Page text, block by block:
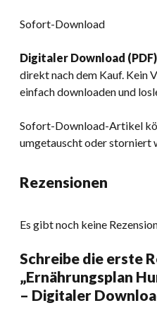
Sofort-Download
Digitaler Download (PDF)
direkt nach dem Kauf. Kein
einfach downloaden und
Sofort-Download-Artikel
umgetauscht oder storniert
Rezensionen
Es gibt noch keine
Schreibe die erste
„Ernährungsplan
– Digitaler